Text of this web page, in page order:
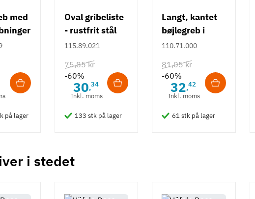
med
på lager
Oval gribeliste
- rustfrit stål
115.89.021
75,85 kr
-60%
30,34
Inkl. moms
133 stk på lager
Langt, kantet
bøjlegreb i
rustfrit stål m/
- 490 mm
110.71.000
81,05 kr
-60%
32,42
Inkl. moms
61 stk på lager
i stedet